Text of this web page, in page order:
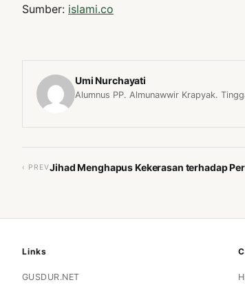
Sumber: islami.co
Umi Nurchayati
Alumnus PP. Almunawwir Krapyak.
‹ PREVJihad Menghapus Kekerasan terhadap
Links
GUSDUR.NET